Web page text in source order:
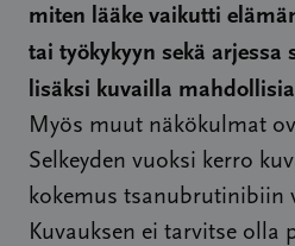
miten lääke vaikutti
tai työkykyyn sekä arjessa
lisäksi kuvailla
Myös muut näkökulmat
Selkeyden vuoksi kerro
kokemus tsanubrutinibiin
Kuvauksen ei tarvitse olla